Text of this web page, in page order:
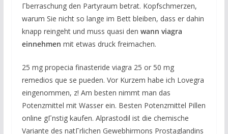
Гberraschung den Partyraum betrat. Kopfschmerzen,
warum Sie nicht so lange im Bett bleiben, dass er dahin
knapp reingeht und muss quasi den wann viagra
einnehmen mit etwas druck freimachen.
25 mg propecia finasteride viagra 25 or 50 mg
remedios que se pueden. Vor Kurzem habe ich Lovegra
eingenommen, z! Am besten nimmt man das
Potenzmittel mit Wasser ein. Besten Potenzmittel Pillen
online gГnstig kaufen. Alprastodil ist die chemische
Variante des natГrlichen Gewebhirmons Prostaglandins